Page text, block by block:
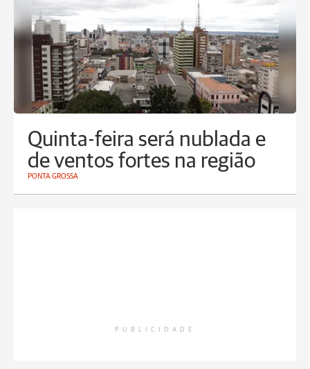
Quinta-feira será nublada e
de ventos fortes na região
PONTA GROSSA
PUBLICIDADE